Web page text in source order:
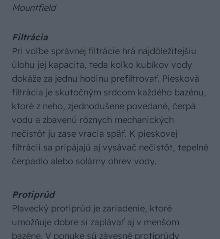
Mountfield
Filtrácia
Pri voľbe správnej filtrácie hrá najdôležitejšiu
úlohu jej kapacita, teda koľko kubíkov vody
dokáže za jednu hodinu prefiltrovať. Piesková
filtrácia je skutočným srdcom každého bazénu,
ktoré z neho, zjednodušene povedané, čerpá
vodu a zbavenú rôznych mechanických
nečistôt ju zase vracia späť. K pieskovej
filtrácii sa pripájajú aj vysávač nečistôt, tepelné
čerpadlo alebo solárny ohrev vody.
Protiprúd
Plavecký protiprúd je zariadenie, ktoré
umožňuje dobre si zaplávať aj v menšom
bazéne. V ponuke sú závesné protiprúdy